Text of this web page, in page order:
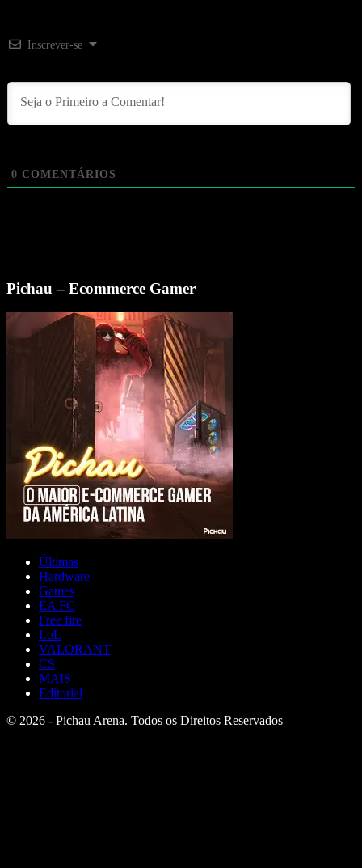
Inscrever-se
0 COMENTÁRIOS
Pichau – Ecommerce Gamer
Últimas
Hardware
Games
EA FC
Free fire
LoL
VALORANT
CS
MAIS
Editorial
© 2026 - Pichau Arena. Todos os Direitos Reservados